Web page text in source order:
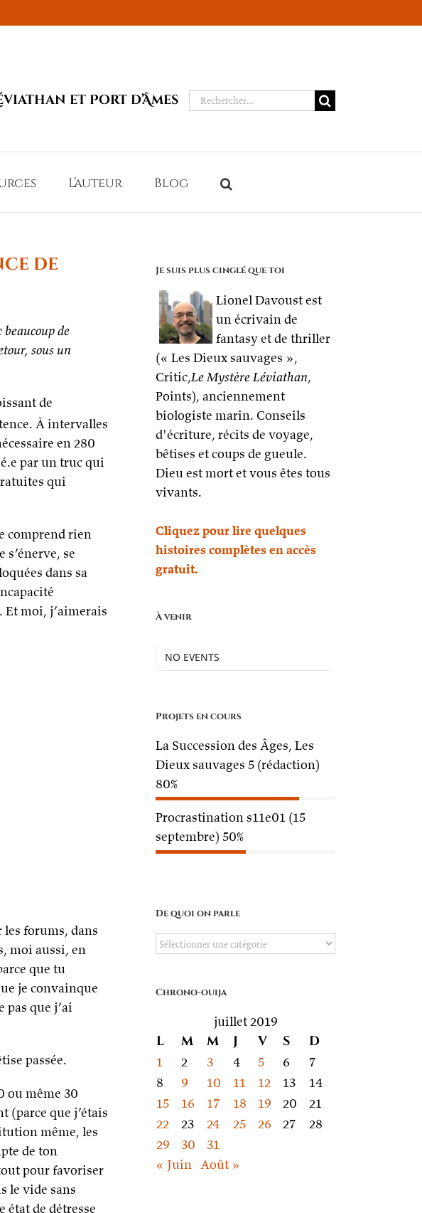
et Port d’Âmes Rechercher:
L’auteur Blog
de
de
sous un
de
À intervalles
en 280
par un truc qui
qui
comprend rien
se
dans sa
Et moi, j’aimerais
les forums, dans
moi aussi, en
que tu
je convainque
que j’ai
passée.
ou même 30
(parce que j’étais
même, les
de ton
pour favoriser
le vide sans
de détresse
Je suis plus cinglé que toi
Lionel Davoust est
un écrivain de
fantasy et de thriller
(« Les Dieux sauvages »,
Critic,Le Mystère Léviathan,
Points), anciennement
biologiste marin. Conseils
d'écriture, récits de voyage,
bêtises et coups de gueule.
Dieu est mort et vous êtes tous
vivants.
Cliquez pour lire quelques
histoires complètes en accès
gratuit.
À venir
NO EVENTS
Projets en cours
La Succession des Âges, Les
Dieux sauvages 5 (rédaction)
80%
Procrastination s11e01 (15
septembre) 50%
De quoi on parle
De
parle
Chrono-ouija
juillet 2019
L M M J V S D
1 2 3 4 5 6
7
8
9 10 11 12 13
14
15
16 17 18 19 20
21
22
23 24 25 26 27
28
29
30
31
« Juin Août »